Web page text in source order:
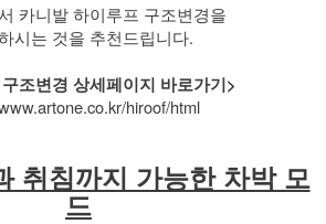
카니발 하이루프 구조변경을
시는 것을 추천드립니다.
구조변경 상세페이지 바로가기>
hiroof/html
취침까지 가능한 차박 모
드